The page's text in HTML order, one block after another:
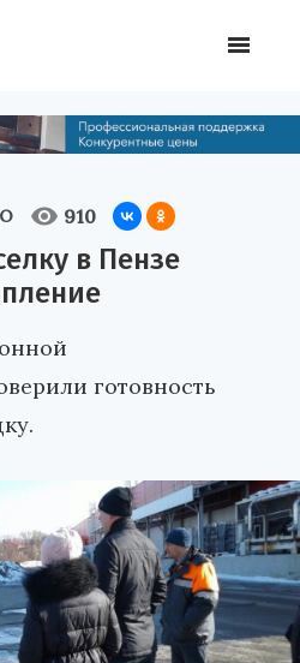
910
в Пензе
готовность